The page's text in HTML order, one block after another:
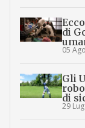
di
05
Gli
di
29